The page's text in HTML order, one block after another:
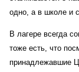
одно, а в школе и
В лагере всегда
тоже есть, что
принадлежавшие